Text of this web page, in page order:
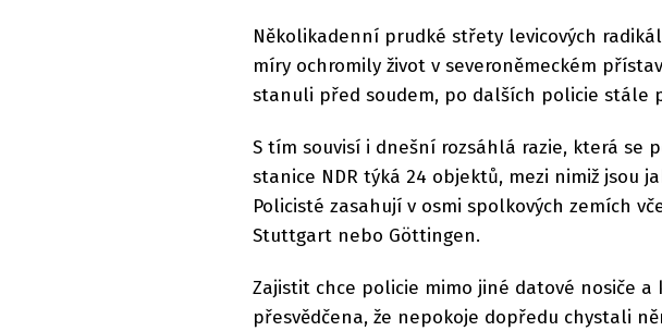
Několikadenní prudké střety levicových
míry ochromily život v severoněmeckém
stanuli před soudem, po dalších policie stále
S tím souvisí i dnešní rozsáhlá razie, která se
stanice NDR týká 24 objektů, mezi nimiž jsou
Policisté zasahují v osmi spolkových zemích
Stuttgart nebo Göttingen.
Zajistit chce policie mimo jiné datové nosiče a
přesvědčena, že nepokoje dopředu chystali